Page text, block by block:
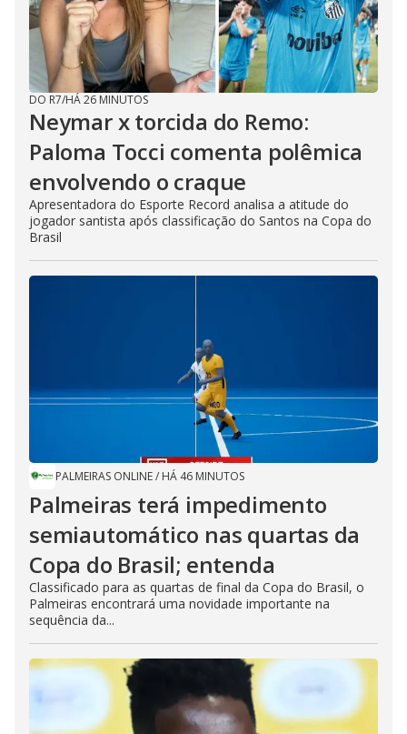
DO R7/HÁ 26 MINUTOS
Neymar x torcida do Remo:
Paloma Tocci comenta polêmica
envolvendo o craque
Apresentadora do Esporte Record analisa a atitude do
jogador santista após classificação do Santos na Copa do
Brasil
PALMEIRAS ONLINE/ HÁ 46 MINUTOS
Palmeiras terá impedimento
semiautomático nas quartas da
Copa do Brasil; entenda
Classificado para as quartas de final da Copa do Brasil, o
Palmeiras encontrará uma novidade importante na
sequência da...